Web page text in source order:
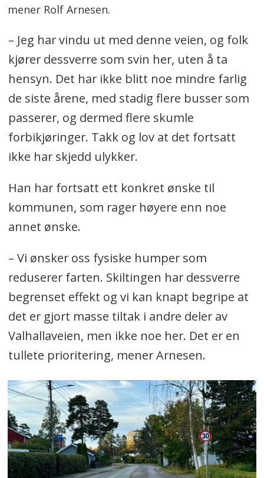
mener Rolf Arnesen.
– Jeg har vindu ut med denne veien, og folk
kjører dessverre som svin her, uten å ta
hensyn. Det har ikke blitt noe mindre farlig
de siste årene, med stadig flere busser som
passerer, og dermed flere skumle
forbikjøringer. Takk og lov at det fortsatt
ikke har skjedd ulykker.
Han har fortsatt ett konkret ønske til
kommunen, som rager høyere enn noe
annet ønske.
– Vi ønsker oss fysiske humper som
reduserer farten. Skiltingen har dessverre
begrenset effekt og vi kan knapt begripe at
det er gjort masse tiltak i andre deler av
Valhallaveien, men ikke noe her. Det er en
tullete prioritering, mener Arnesen.